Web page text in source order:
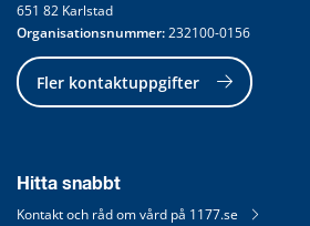
651 82 Karlstad
Organisationsnummer: 232100-0156
Fler kontaktuppgifter
Hitta snabbt
Kontakt och råd om vård på 1177.se